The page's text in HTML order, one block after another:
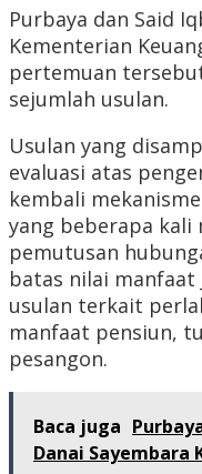
Purbaya dan Said
Kementerian
pertemuan
sejumlah usulan.
Usulan yang
evaluasi atas
kembali
yang beberapa kali
pemutusan
batas nilai manfaat
usulan terkait
manfaat pensiun,
pesangon.
Baca juga
Danai Sayembara